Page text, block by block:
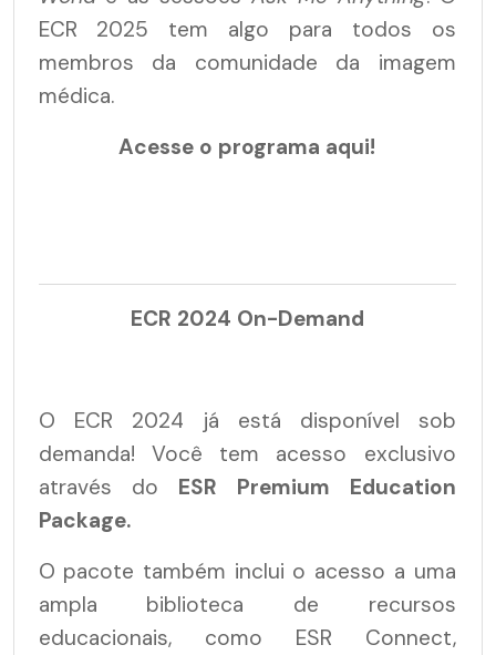
ECR 2025 tem algo para todos os
membros da comunidade da imagem
médica.
Acesse o programa aqui!
ECR 2024 On-Demand
O ECR 2024 já está disponível sob
demanda! Você tem acesso exclusivo
através do ESR Premium Education
Package.
O pacote também inclui o acesso a uma
ampla biblioteca de recursos
educacionais, como ESR Connect,